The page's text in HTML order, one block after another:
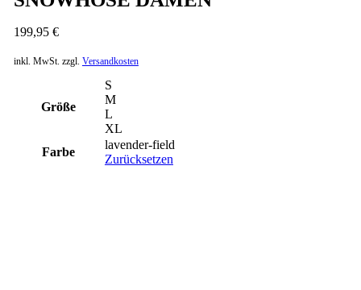
199,95 €
inkl. MwSt. zzgl. Versandkosten
Größe
S
M
L
XL
Farbe
lavender-field
Zurücksetzen